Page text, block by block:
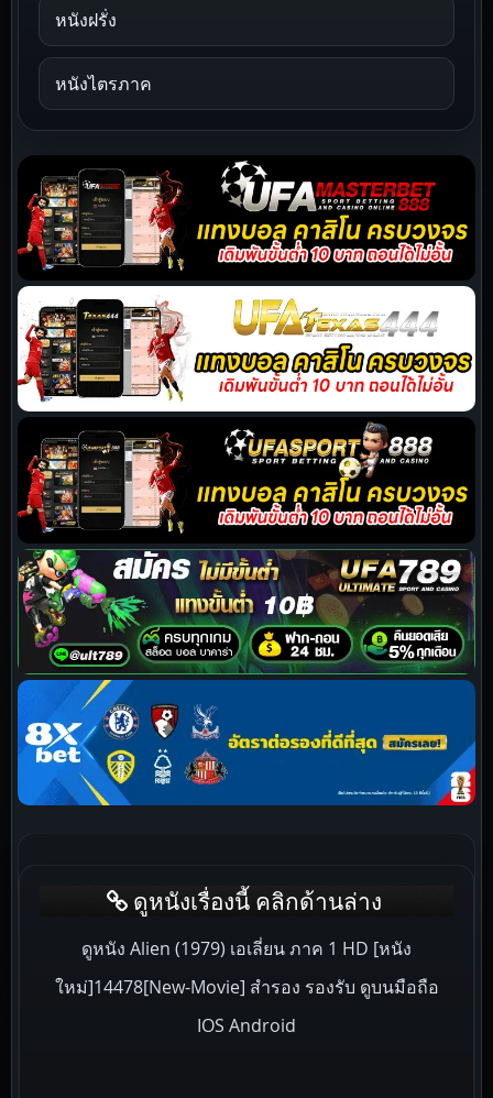
หนังฝรั่ง
หนังไตรภาค
ดูหนังเรื่องนี้ คลิกด้านล่าง
ดูหนัง Alien (1979) เอเลี่ยน ภาค 1 HD [หนัง
ใหม่]14478[New-Movie] สำรอง รองรับ ดูบนมือถือ
IOS Android